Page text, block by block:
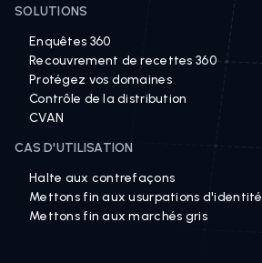
SOLUTIONS
Enquêtes 360
Recouvrement de recettes 360
Protégez vos domaines
Contrôle de la distribution
CVAN
CAS D'UTILISATION
Halte aux contrefaçons
Mettons fin aux usurpations d'identité
Mettons fin aux marchés gris